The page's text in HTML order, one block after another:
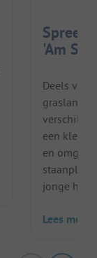
'Am See'
Deels
grasland
een klein
en
jonge
Lees meer